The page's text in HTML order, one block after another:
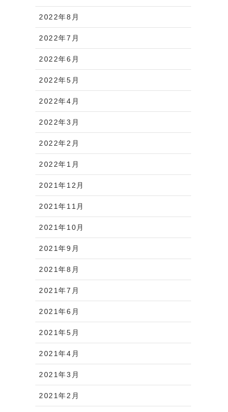
2022年8月
2022年7月
2022年6月
2022年5月
2022年4月
2022年3月
2022年2月
2022年1月
2021年12月
2021年11月
2021年10月
2021年9月
2021年8月
2021年7月
2021年6月
2021年5月
2021年4月
2021年3月
2021年2月